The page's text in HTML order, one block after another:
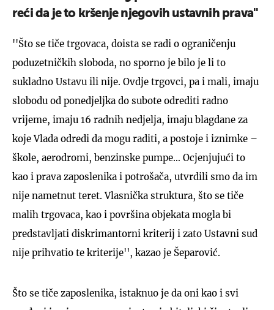
reći da je to kršenje njegovih ustavnih prava''
''Što se tiče trgovaca, doista se radi o ograničenju
poduzetničkih sloboda, no sporno je bilo je li to
sukladno Ustavu ili nije. Ovdje trgovci, pa i mali, imaju
slobodu od ponedjeljka do subote odrediti radno
vrijeme, imaju 16 radnih nedjelja, imaju blagdane za
koje Vlada odredi da mogu raditi, a postoje i iznimke –
škole, aerodromi, benzinske pumpe… Ocjenjujući to
kao i prava zaposlenika i potrošača, utvrdili smo da im
nije nametnut teret. Vlasnička struktura, što se tiče
malih trgovaca, kao i površina objekata mogla bi
predstavljati diskrimantorni kriterij i zato Ustavni sud
nije prihvatio te kriterije'', kazao je Šeparović.
Što se tiče zaposlenika, istaknuo je da oni kao i svi